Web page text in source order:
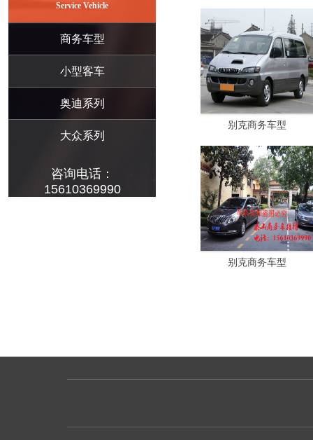
Service Vehicle
商务车型
小型客车
奥迪系列
大众系列
咨询电话：
15610369990
别克商务车型
别克商务车型